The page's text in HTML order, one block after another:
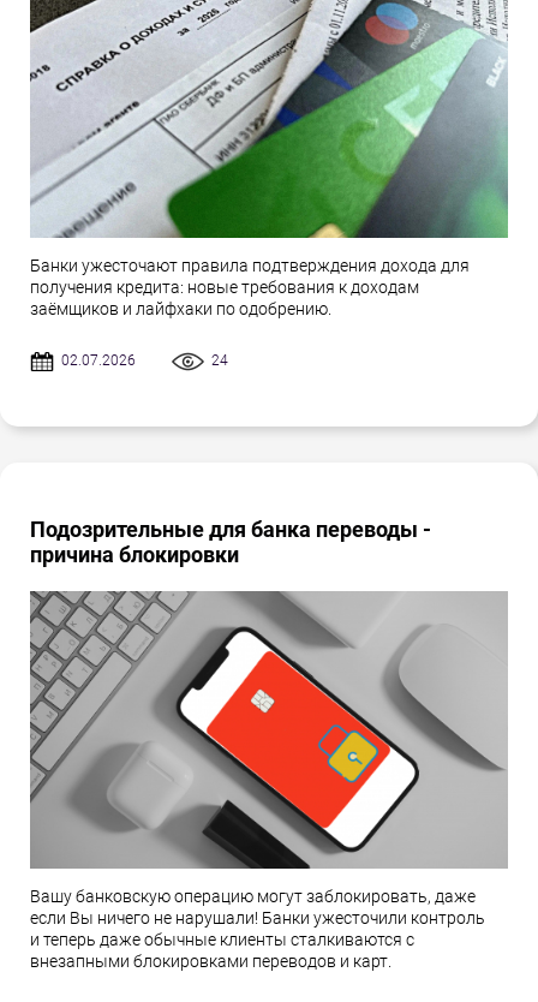
Банки ужесточают правила подтверждения дохода для
получения кредита: новые требования к доходам
заёмщиков и лайфхаки по одобрению.
02.07.2026 24
Подозрительные для банка переводы -
причина блокировки
Вашу банковскую операцию могут заблокировать, даже
если Вы ничего не нарушали! Банки ужесточили контроль
и теперь даже обычные клиенты сталкиваются с
внезапными блокировками переводов и карт.